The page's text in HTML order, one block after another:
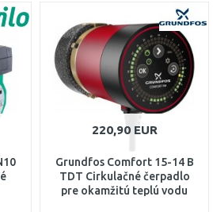
Porovnať
220,90 EUR
Grundfos Comfort 15-14 B
TDT Cirkulačné čerpadlo
pre okamžitú teplú vodu